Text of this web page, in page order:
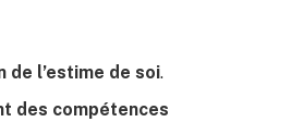
de l’estime de soi.
des compétences